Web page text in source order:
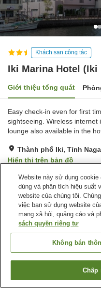
Khách sạn công tác
Iki Marina Hotel (Iki
Giới thiệu tổng quát
Easy check-in even for first
sightseeing. Wireless
lounge also available in the
Thành phố Iki, Tỉnh
Hiển thị trên bản đồ
Rất tốt Đánh giá:101
Tiện nghi chỗ nghỉ
Wi-Fi
Phòng họp
Trang chủ Nhật Bản Tỉnh
Iki Marina Hotel (Iki Island)
Tìm
Website này sử dụng
dùng và phân tích hiệu
website của chúng tôi.
việc bạn sử dụng website
mạng xã hội, quảng cáo và
sách quyền riêng tư
Không bán
Chấp